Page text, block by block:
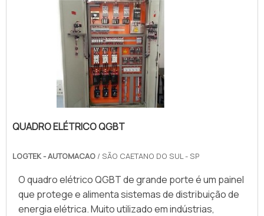
desempenho. Além disso, o CLP pode ser integrado
a IHMs e redes industriais, facilitando a comunicação
e supervisão remota. Entre os principais benefícios
da automação com CLP, destacam-se o aumento da
produtividade, redução de custos operacionais,
menor consumo de energia e melhoria na qualidade
dos processos. Com respostas rápidas e precisas,
seguras e eficientes. Empresas especializadas
desenvolvimento e implementação até o suporte
técnico, assegurando que o CLP atenda plenamente
às demandas industriais e contribua para a
modernização dos processos produtivos.
QUADRO ELÉTRICO QGBT
LOGTEK - AUTOMACAO / SÃO CAETANO DO SUL - SP
O quadro elétrico QGBT de grande porte é um painel
que protege e alimenta sistemas de distribuição de
energia elétrica. Muito utilizado em indústrias,